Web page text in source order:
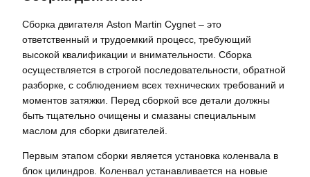
Сборка двигателя Aston Martin Cygnet – это
ответственный и трудоемкий процесс‚ требующий
высокой квалификации и внимательности. Сборка
осуществляется в строгой последовательности‚ обратной
разборке‚ с соблюдением всех технических требований и
моментов затяжки. Перед сборкой все детали должны
быть тщательно очищены и смазаны специальным
маслом для сборки двигателей.
Первым этапом сборки является установка коленвала в
блок цилиндров. Коленвал устанавливается на новые